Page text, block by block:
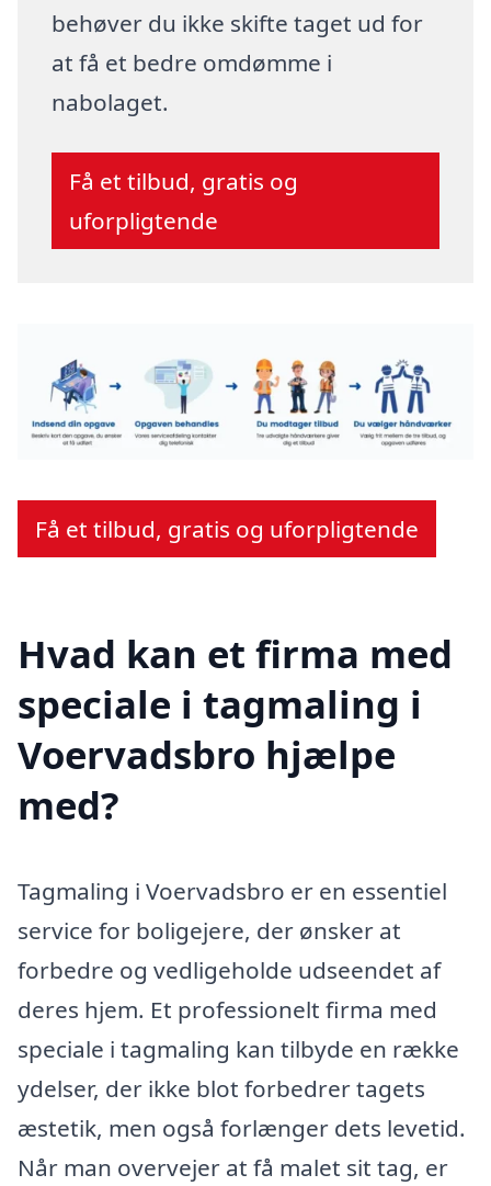
behøver du ikke skifte taget ud for
at få et bedre omdømme i
nabolaget.
Få et tilbud, gratis og
uforpligtende
Få et tilbud, gratis og uforpligtende
Hvad kan et firma med
speciale i tagmaling i
Voervadsbro hjælpe
med?
Tagmaling i Voervadsbro er en essentiel
service for boligejere, der ønsker at
forbedre og vedligeholde udseendet af
deres hjem. Et professionelt firma med
speciale i tagmaling kan tilbyde en række
ydelser, der ikke blot forbedrer tagets
æstetik, men også forlænger dets levetid.
Når man overvejer at få malet sit tag, er